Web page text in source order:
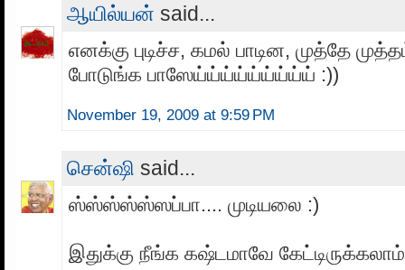
ஆயில்யன் said...
எனக்கு புடிச்ச, கமல் பாடின, முத்தே
போடுங்க பாஸேய்ய்ய்ய்ய்ய்ய்ய்ய் :))
November 19, 2009 at 9:59 PM
சென்ஷி said...
ஸ்ஸ்ஸ்ஸ்ஸ்ஸப்பா.... முடியலை :)
இதுக்கு நீங்க கஷ்டமாவே